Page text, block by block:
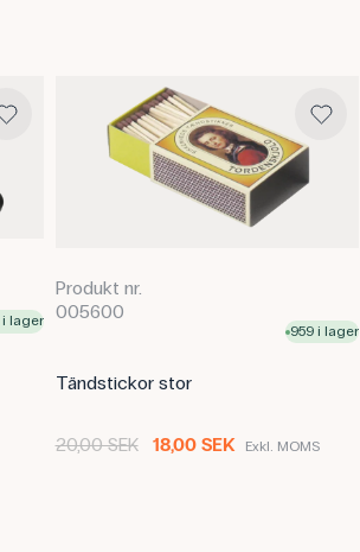
Denna metod gör det enkelt att
AI från vår danska webbplats frederiksen-
professionellt, men översättningsfel kan
i lager
Produkt nr.
005600
959 i lager
Tändstickor stor
20,00 SEK 18,00 SEK Exkl. MOMS